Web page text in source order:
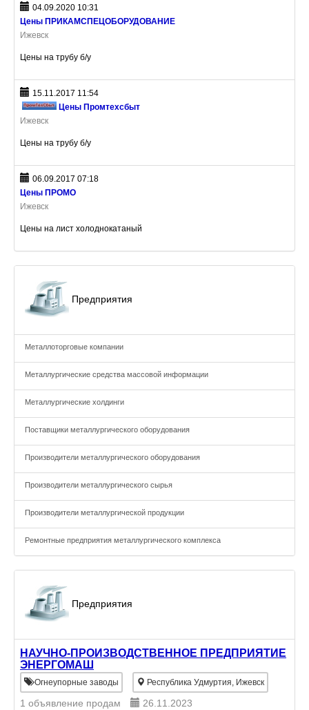
04.09.2020 10:31
Цены ПРИКАМСПЕЦОБОРУДОВАНИЕ
Ижевск
Цены на трубу б/у
15.11.2017 11:54
Цены Промтехсбыт
Ижевск
Цены на трубу б/у
06.09.2017 07:18
Цены ПРОМО
Ижевск
Цены на лист холоднокатаный
Предприятия
Металлоторговые компании
Металлургические средства массовой информации
Металлургические холдинги
Поставщики металлургического оборудования
Производители металлургического оборудования
Производители металлургического сырья
Производители металлургической продукции
Ремонтные предприятия металлургического комплекса
Предприятия
НАУЧНО-ПРОИЗВОДСТВЕННОЕ ПРЕДПРИЯТИЕ
ЭНЕРГОМАШ
Огнеупорные заводы Республика Удмуртия, Ижевск
1 объявление продам
26.11.2023